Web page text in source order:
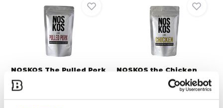
NOSKOS The Pulled Pork
Dé mix voor pulled pork,
NOSKOS the Chicken
Een mediterrane kruidenmix